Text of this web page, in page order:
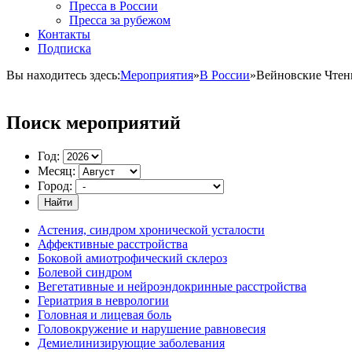
Пресса в России
Пресса за рубежом
Контакты
Подписка
Вы находитесь здесь:Мероприятия»В России»Вейновские
Поиск мероприятий
Год:
Месяц:
Город:
Найти
Астения, синдром хронической усталости
Аффективные расстройства
Боковой амиотрофический склероз
Болевой синдром
Вегетативные и нейроэндокринные расстройства
Гериатрия в неврологии
Головная и лицевая боль
Головокружение и нарушение равновесия
Демиелинизирующие заболевания